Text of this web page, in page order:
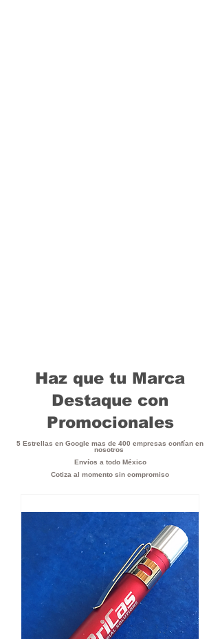
5 Estrellas en Google mas de 400 empresas confían en
nosotros
Envíos a todo México
Cotiza al momento sin compromiso
Haz que tu Marca
Destaque con
Promocionales